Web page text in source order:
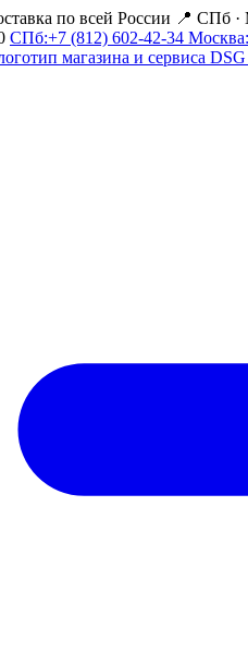
по всей России 📍 СПб ·
СПб:+7 (812) 602-42-34 Москва: